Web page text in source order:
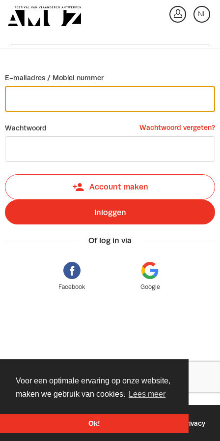
Voor een optimale ervaring op onze website,
maken we gebruik van cookies.
Lees meer
Ok!
NL
E-mailadres / Mobiel nummer
Wachtwoord Wachtwoord vergeten?
Account maken
Inloggen
Of log in via
Facebook Google
Tixly Privacy